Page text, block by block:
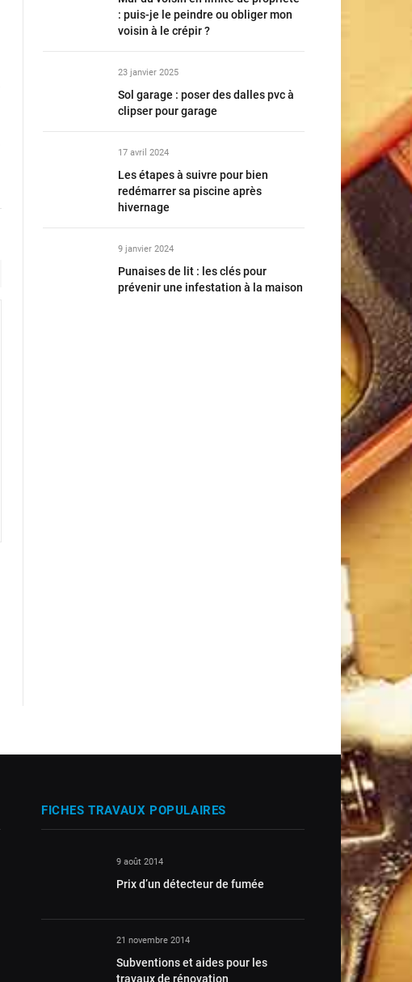
: puis-je le peindre ou obliger mon
voisin à le crépir ?
23 janvier 2025
Sol garage : poser des dalles pvc à
clipser pour garage
17 avril 2024
Les étapes à suivre pour bien
redémarrer sa piscine après
hivernage
9 janvier 2024
Punaises de lit : les clés pour
prévenir une infestation à la maison
FICHES TRAVAUX POPULAIRES
9 août 2014
Prix d’un détecteur de fumée
21 novembre 2014
Subventions et aides pour les
travaux de rénovation